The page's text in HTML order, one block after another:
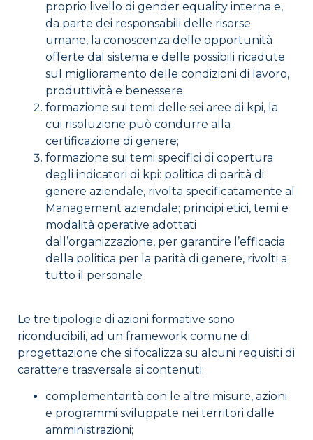
proprio livello di gender equality interna e,
da parte dei responsabili delle risorse
umane, la conoscenza delle opportunità
offerte dal sistema e delle possibili ricadute
sul miglioramento delle condizioni di lavoro,
produttività e benessere;
formazione sui temi delle sei aree di kpi, la
cui risoluzione può condurre alla
certificazione di genere;
formazione sui temi specifici di copertura
degli indicatori di kpi: politica di parità di
genere aziendale, rivolta specificatamente al
Management aziendale; principi etici, temi e
modalità operative adottati
dall’organizzazione, per garantire l’efficacia
della politica per la parità di genere, rivolti a
tutto il personale
Le tre tipologie di azioni formative sono
riconducibili, ad un framework comune di
progettazione che si focalizza su alcuni requisiti di
carattere trasversale ai contenuti:
complementarità con le altre misure, azioni
e programmi sviluppate nei territori dalle
amministrazioni;